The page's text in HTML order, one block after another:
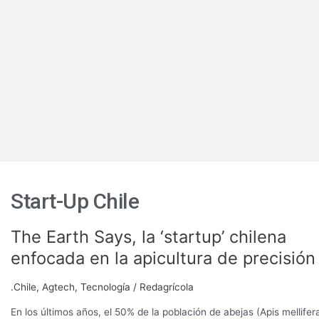
Start-Up Chile
The Earth Says, la ‘startup’ chilena
enfocada en la apicultura de precisión
.Chile, Agtech, Tecnología / Redagrícola
En los últimos años, el 50% de la población de abejas (Apis
The
Earth
Says,
‘startup’
chilena